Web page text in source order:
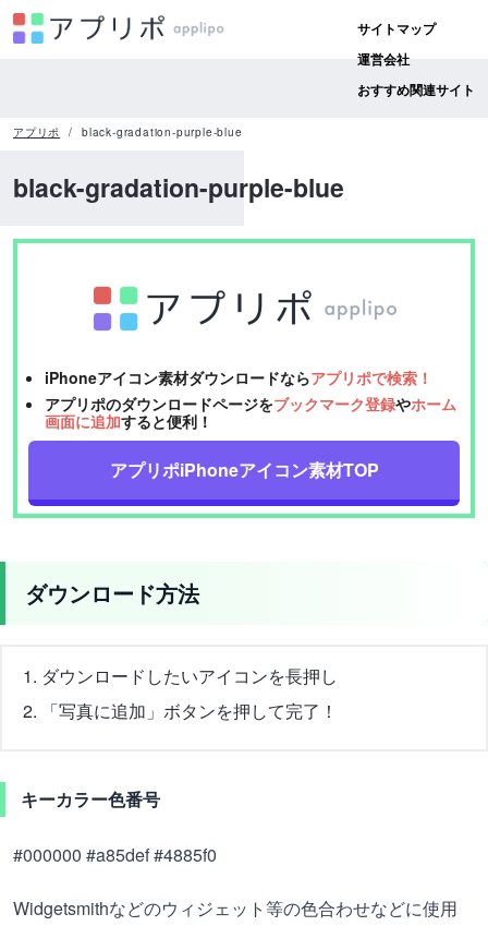
サイトマップ
運営会社
おすすめ関連サイト
アプリポ black-gradation-purple-blue
black-gradation-purple-blue
iPhoneアイコン素材ダウンロードならアプリポで検索！
アプリポのダウンロードページをブックマーク登録やホーム
画面に追加すると便利！
アプリポiPhoneアイコン素材TOP
ダウンロード方法
ダウンロードしたいアイコンを長押し
「写真に追加」ボタンを押して完了！
キーカラー色番号
#000000 #a85def #4885f0
Widgetsmithなどのウィジェット等の色合わせなどに使用